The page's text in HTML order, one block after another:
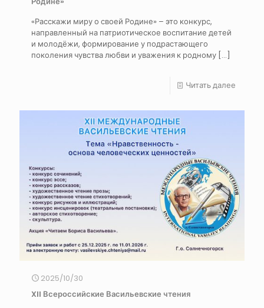
«Расскажи миру о своей Родине» – это конкурс,
направленный на патриотическое воспитание детей
и молодёжи, формирование у подрастающего
поколения чувства любви и уважения к родному […]
Читать далее
2025/10/30
XII Всероссийские Васильевские чтения